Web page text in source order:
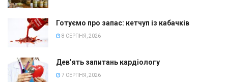
Готуємо про запас: кетчуп із кабачків
8 СЕРПНЯ, 2026
Дев’ять запитань кардіологу
7 СЕРПНЯ, 2026